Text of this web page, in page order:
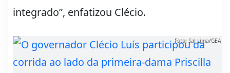
integrado”, enfatizou Clécio.
Foto: Sal Lima/GEA